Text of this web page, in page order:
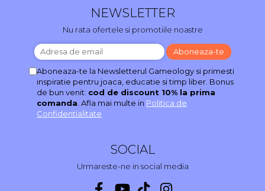
NEWSLETTER
Nu rata ofertele si promotiile noastre
Aboneaza-te la Newsletterul Gameology si primesti
inspiratie pentru joaca, educatie si timp liber. Bonus
de bun venit: cod de discount 10% la prima
comanda. Afla mai multe in Politica de
Confidentialitate
SOCIAL
Urmareste-ne in social media